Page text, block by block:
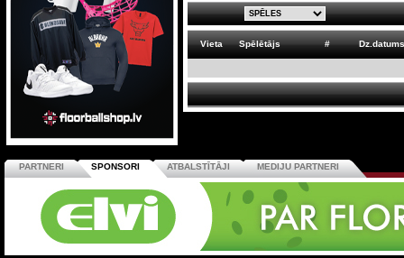
Vieta Spēlētājs # Dz.datums
PARTNERI SPONSORI ATBALSTĪTĀJI MEDIJU PARTNERI